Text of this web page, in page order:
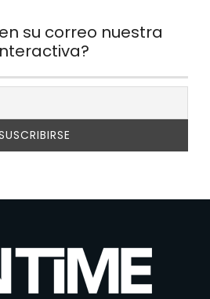
su correo nuestra